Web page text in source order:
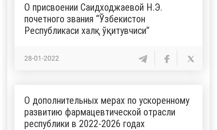
О присвоении Саидходжаевой Н.Э.
почетного звания “Ўзбекистон
Республикаси халқ ўқитувчиси”
28-01-2022
О дополнительных мерах по ускоренному
развитию фармацевтической отрасли
республики в 2022-2026 годах